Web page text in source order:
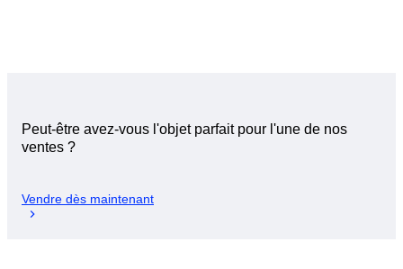
Peut-être avez-vous l'objet parfait pour l'une de nos
ventes ?
Vendre dès maintenant